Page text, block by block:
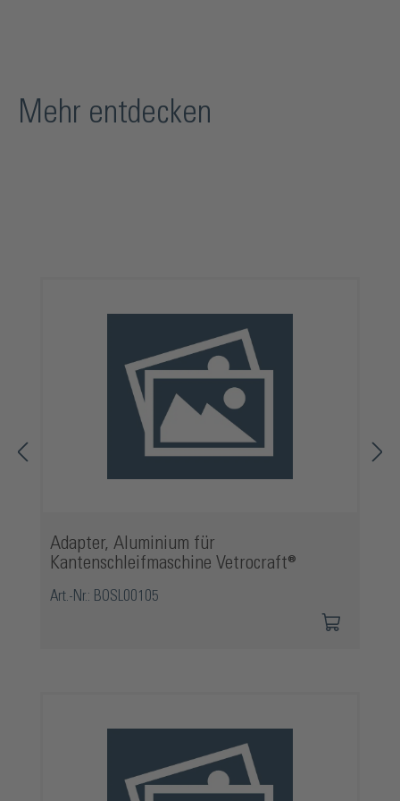
Mehr entdecken
Adapter, Aluminium für
Kantenschleifmaschine Vetrocraft®
Art.-Nr.: BOSL00105